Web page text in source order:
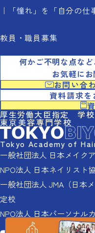
「憧れ」を「自分の仕
教員・職員募集
何かご不明な点な
お気軽に
お問い合
資料請求を
厚生労働大臣指定 学
東京美容専門学校
Tokyo Academy of
一般社団法人 日本メイク
NPO法人 日本ネイリスト
一般社団法人 JMA（日本
定校
NPO法人 日本パーソナ